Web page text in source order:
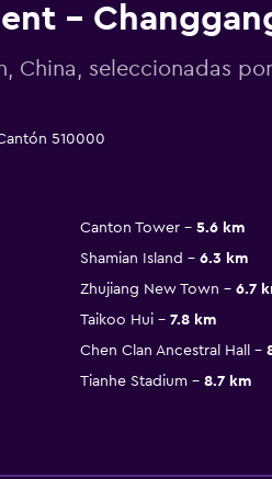
-
China, seleccionadas
510000
Canton Tower
5.6 km
Shamian Island
6.3 km
Zhujiang New Town
6.7
Taikoo Hui
7.8 km
Chen Clan Ancestral Hall
Tianhe Stadium
8.7 km